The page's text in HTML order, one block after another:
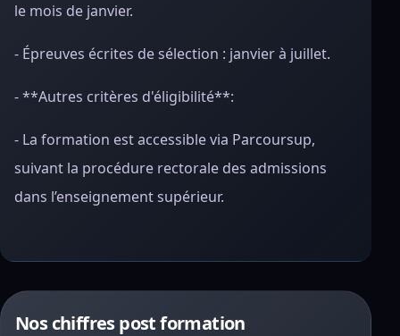
le mois de janvier.
- Épreuves écrites de sélection : janvier à juillet.
- **Autres critères d'éligibilité**:
- La formation est accessible via Parcoursup,
suivant la procédure rectorale des admissions
dans l’enseignement supérieur.
Nos chiffres post formation